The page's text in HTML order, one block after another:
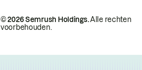
© 2026 Semrush Holdings.Alle rechten
voorbehouden.